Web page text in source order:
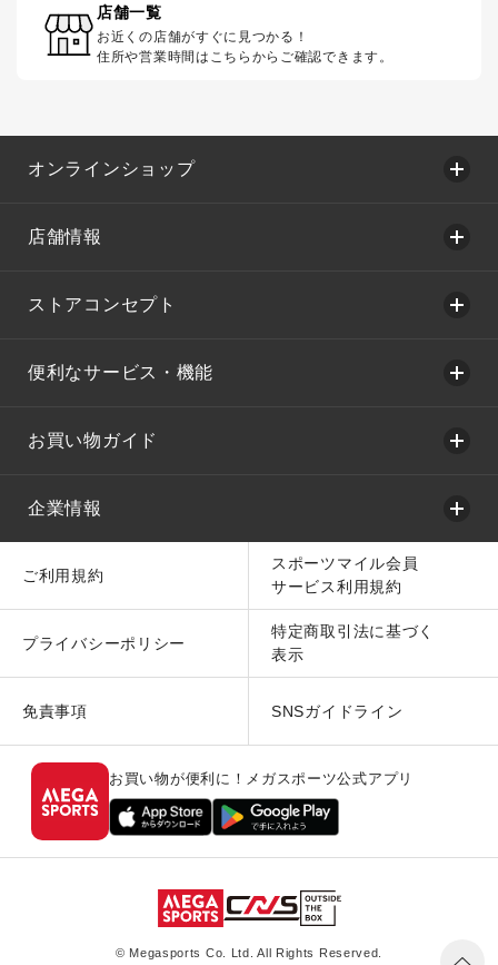
店舗一覧
お近くの店舗がすぐに見つかる！
住所や営業時間はこちらからご確認できます。
オンラインショップ
店舗情報
ストアコンセプト
便利なサービス・機能
お買い物ガイド
企業情報
ご利用規約
スポーツマイル会員
サービス利用規約
プライバシーポリシー
特定商取引法に基づく
表示
免責事項 SNSガイドライン
お買い物が便利に！メガスポーツ公式アプリ
© Megasports Co. Ltd. All Rights Reserved.